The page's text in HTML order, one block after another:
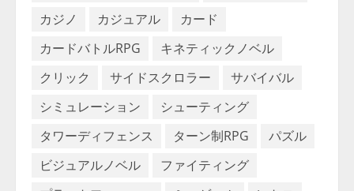
カジノ
カジュアル
カード
カードバトルRPG
キネティックノベル
クリック
サイドスクロラー
サバイバル
シミュレーション
シューティング
タワーディフェンス
ターン制RPG
パズル
ビジュアルノベル
ファイティング